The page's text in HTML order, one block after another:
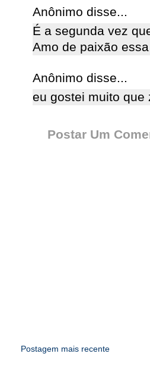
Anônimo disse...
É a segunda vez
Amo de paixão
Anônimo disse...
eu gostei muito
Postar Um
Postagem mais recente